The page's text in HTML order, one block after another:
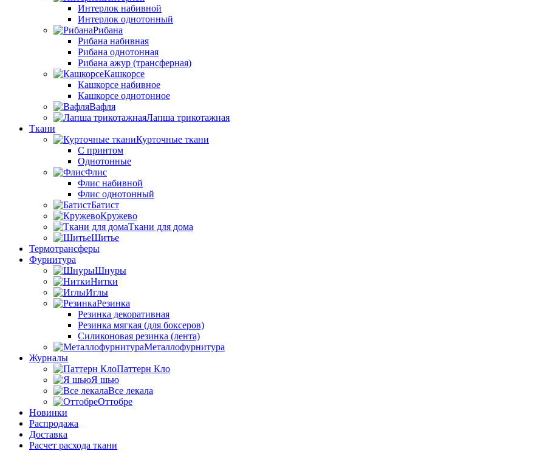
Интерлок набивной
Интерлок однотонный
Рибана
Рибана набивная
Рибана однотонная
Рибана ажур (трансферная)
Кашкорсе
Кашкорсе набивное
Кашкорсе однотонное
Вафля
Лапша трикотажная
Ткани
Курточные ткани
С принтом
Однотонные
Флис
Флис набивной
Флис однотонный
Батист
Кружево
Ткани для дома
Шитье
Термотрансферы
Фурнитура
Шнуры
Нитки
Иглы
Резинка
Резинка декоративная
Резинка мягкая (для боксеров)
Силиконовая резинка (лента)
Металлофурнитура
Журналы
Паттерн Кло
Я шью
Все лекала
Оттобре
Новинки
Распродажа
Доставка
Расчет расхода ткани